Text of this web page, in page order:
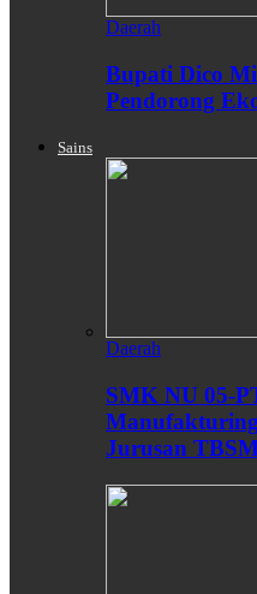
Daerah
Bupati Dico
Pendorong
Sains
Daerah
SMK NU 05-
Jurusan